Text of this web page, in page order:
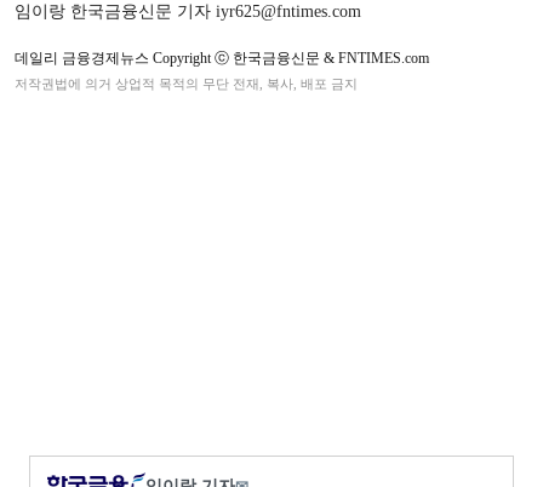
임이랑 한국금융신문 기자 iyr625@fntimes.com
데일리 금융경제뉴스 Copyright ⓒ 한국금융신문 & FNTIMES.com
저작권법에 의거 상업적 목적의 무단 전재, 복사, 배포 금지